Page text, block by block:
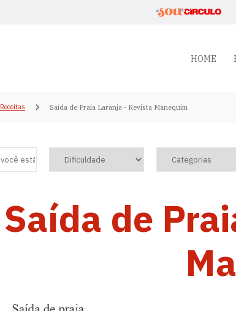
HOME
Receitas Saída de Praia Laranja - Revista Manequim
Saída de